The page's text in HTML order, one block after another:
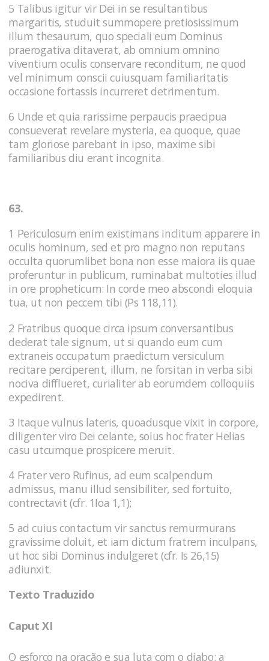
5 Talibus igitur vir Dei in se resultantibus
margaritis, studuit summopere pretiosissimum
illum thesaurum, quo speciali eum Dominus
praerogativa ditaverat, ab omnium omnino
viventium oculis conservare reconditum, ne quod
vel minimum conscii cuiusquam familiaritatis
occasione fortassis incurreret detrimentum.
6 Unde et quia rarissime perpaucis praecipua
consueverat revelare mysteria, ea quoque, quae
tam gloriose parebant in ipso, maxime sibi
familiaribus diu erant incognita.
63.
1 Periculosum enim existimans inclitum apparere in
oculis hominum, sed et pro magno non reputans
occulta quorumlibet bona non esse maiora iis quae
proferuntur in publicum, ruminabat multoties illud
in ore propheticum: In corde meo abscondi eloquia
tua, ut non peccem tibi (Ps 118,11).
2 Fratribus quoque circa ipsum conversantibus
dederat tale signum, ut si quando eum cum
extraneis occupatum praedictum versiculum
recitare perciperent, illum, ne forsitan in verba sibi
nociva difflueret, curialiter ab eorumdem colloquiis
expedirent.
3 Itaque vulnus lateris, quoadusque vixit in corpore,
diligenter viro Dei celante, solus hoc frater Helias
casu utcumque prospicere meruit.
4 Frater vero Rufinus, ad eum scalpendum
admissus, manu illud sensibiliter, sed fortuito,
contrectavit (cfr. 1Ioa 1,1);
5 ad cuius contactum vir sanctus remurmurans
gravissime doluit, et iam dictum fratrem inculpans,
ut hoc sibi Dominus indulgeret (cfr. Is 26,15)
adiunxit.
Texto Traduzido
Caput XI
O esforço na oração e sua luta com o diabo; a